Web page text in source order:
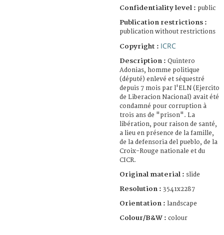
Confidentiality level : public
Publication restrictions :
publication without restrictions
Copyright : ICRC
Description : Quintero
Adonias, homme politique
(député) enlevé et séquestré
depuis 7 mois par l'ELN (Ejercito
de Liberacion Nacional) avait été
condamné pour corruption à
trois ans de "prison". La
libération, pour raison de santé,
a lieu en présence de la famille,
de la defensoria del pueblo, de la
Croix-Rouge nationale et du
CICR.
Original material : slide
Resolution : 3541x2287
Orientation : landscape
Colour/B&W : colour